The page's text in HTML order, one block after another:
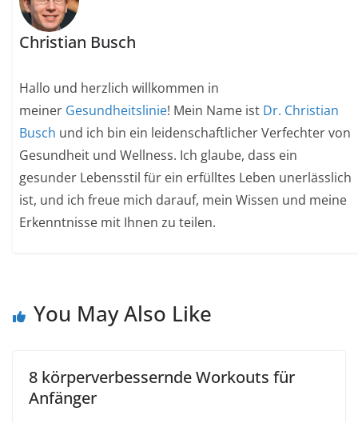
Christian Busch
Hallo und herzlich willkommen in
meiner Gesundheitslinie! Mein Name ist Dr. Christian
Busch und ich bin ein leidenschaftlicher Verfechter von
Gesundheit und Wellness. Ich glaube, dass ein
gesunder Lebensstil für ein erfülltes Leben unerlässlich
ist, und ich freue mich darauf, mein Wissen und meine
Erkenntnisse mit Ihnen zu teilen.
You May Also Like
8 körperverbessernde Workouts für
Anfänger